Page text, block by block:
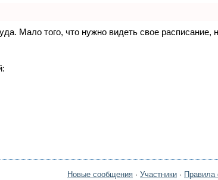
Мало того, что нужно видеть свое
Новые сообщения · Участники ·